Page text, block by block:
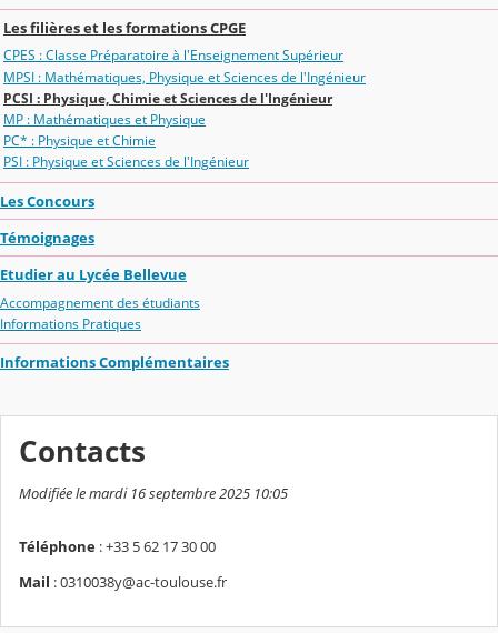
Les filières et les formations CPGE
CPES : Classe Préparatoire à l'Enseignement Supérieur
MPSI : Mathématiques, Physique et Sciences de l'Ingénieur
PCSI : Physique, Chimie et Sciences de l'Ingénieur
MP : Mathématiques et Physique
PC* : Physique et Chimie
PSI : Physique et Sciences de l'Ingénieur
Les Concours
Témoignages
Etudier au Lycée Bellevue
Accompagnement des étudiants
Informations Pratiques
Informations Complémentaires
Contacts
Modifiée le mardi 16 septembre 2025 10:05
Téléphone : +33 5 62 17 30 00
Mail : 0310038y@ac-toulouse.fr